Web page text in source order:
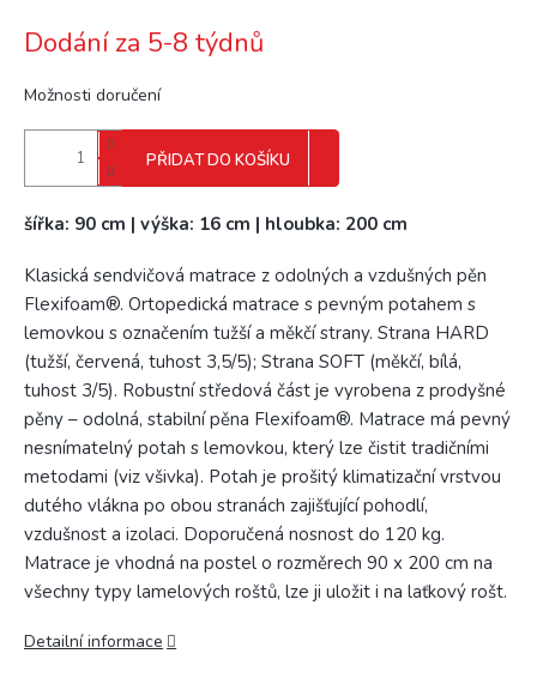
cena:
Dodání za 5-8 týdnů
Možnosti doručení
PŘIDAT DO KOŠÍKU
šířka: 90 cm | výška: 16 cm | hloubka: 200 cm
Klasická sendvičová matrace z odolných a vzdušných pěn
Flexifoam®. Ortopedická matrace s pevným potahem s
lemovkou s označením tužší a měkčí strany. Strana HARD
(tužší, červená, tuhost 3,5/5); Strana SOFT (měkčí, bílá,
tuhost 3/5). Robustní středová část je vyrobena z prodyšné
pěny – odolná, stabilní pěna Flexifoam®. Matrace má pevný
nesnímatelný potah s lemovkou, který lze čistit tradičními
metodami (viz všivka). Potah je prošitý klimatizační vrstvou
dutého vlákna po obou stranách zajišťující pohodlí,
vzdušnost a izolaci. Doporučená nosnost do 120 kg.
Matrace je vhodná na postel o rozměrech 90 x 200 cm na
všechny typy lamelových roštů, lze ji uložit i na laťkový rošt.
Detailní informace